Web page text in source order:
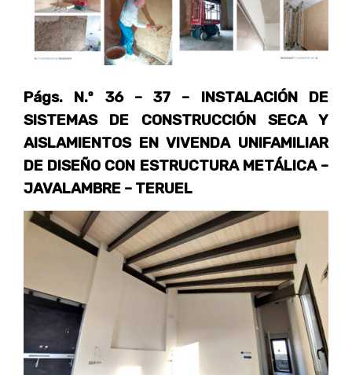
Págs. N.º 36 – 37 – INSTALACIÓN DE
SISTEMAS DE CONSTRUCCIÓN SECA Y
AISLAMIENTOS EN VIVENDA UNIFAMILIAR
DE DISEÑO CON ESTRUCTURA METÁLICA –
JAVALAMBRE – TERUEL